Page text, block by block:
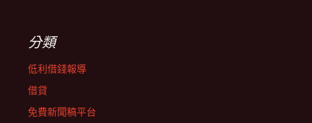
分類
低利借錢報導
借貸
免費新聞稿平台